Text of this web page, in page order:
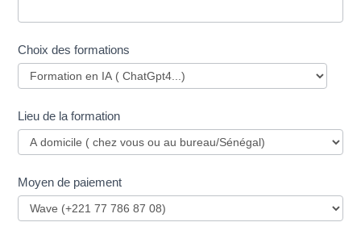
Choix des formations
Lieu de la formation
Moyen de paiement